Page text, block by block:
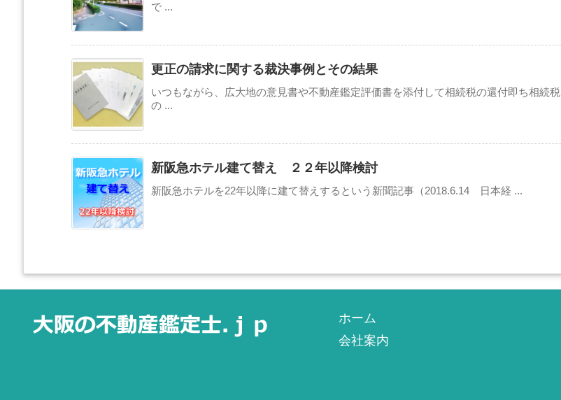
で ...
更正の請求に関する裁決事例とその結果
いつもながら、広大地の意見書や不動産鑑定評価書を添付して相続税の還付即ち相続税
の ...
新阪急ホテル建て替え ２２年以降検討
新阪急ホテルを22年以降に建て替えするという新聞記事（2018.6.14 日本経 ...
ホーム
会社案内